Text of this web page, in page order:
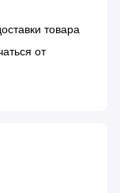
товара
от